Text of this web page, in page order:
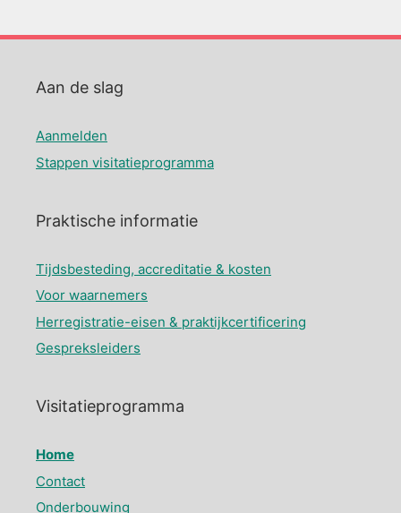
Aan de slag
Aanmelden
Stappen visitatieprogramma
Praktische informatie
Tijdsbesteding, accreditatie & kosten
Voor waarnemers
Herregistratie-eisen & praktijkcertificering
Gespreksleiders
Visitatieprogramma
Home
Contact
Onderbouwing